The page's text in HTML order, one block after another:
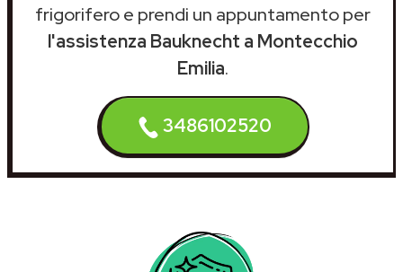
frigorifero e prendi un appuntamento per
l'assistenza Bauknecht a Montecchio
Emilia.
3486102520